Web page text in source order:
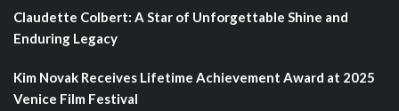
Claudette Colbert: A Star of Unforgettable Shine and
Enduring Legacy
Kim Novak Receives Lifetime Achievement Award at 2025
Venice Film Festival